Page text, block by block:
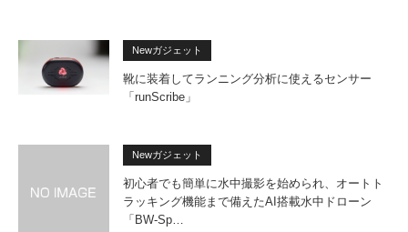
Newガジェット
靴に装着してランニング分析に使えるセンサー
「runScribe」
Newガジェット
初心者でも簡単に水中撮影を始められ、オートト
ラッキング機能まで備えたAI搭載水中ドローン
「BW-Sp…